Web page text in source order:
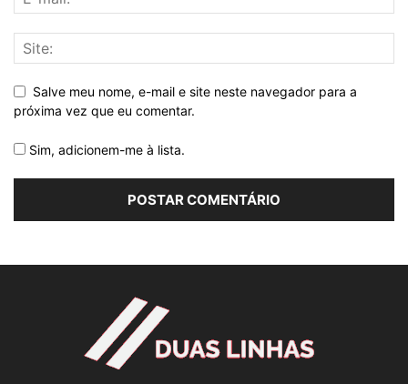
Salve meu nome, e-mail e site neste navegador para a
próxima vez que eu comentar.
Sim, adicionem-me à lista.